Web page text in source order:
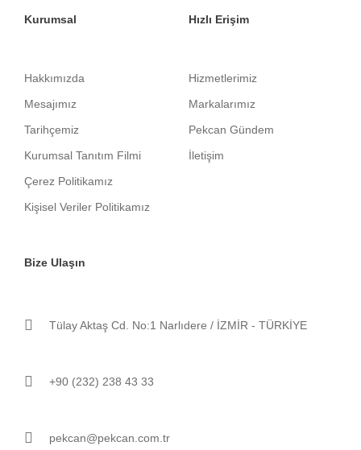
Kurumsal
Hakkımızda
Mesajımız
Tarihçemiz
Kurumsal Tanıtım Filmi
Çerez Politikamız
Kişisel Veriler Politikamız
Hızlı Erişim
Hizmetlerimiz
Markalarımız
Pekcan Gündem
İletişim
Bize Ulaşın
Tülay Aktaş Cd. No:1 Narlıdere / İZMİR - TÜRKİYE
+90 (232) 238 43 33
pekcan@pekcan.com.tr